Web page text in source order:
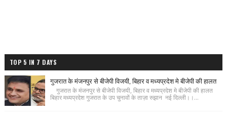
TOP 5 IN 7 DAYS
गुजरात के मंजनपुर से बीजेपी विजयी, बिहार व मध्यप्रदेश मे बीजेपी की हालत
गुजरात के मंजनपुर से बीजेपी विजयी, बिहार व मध्यप्रदेश मे बीजेपी की हालत
बिहार मध्यप्रदेश गुजरात के उप चुनावों के ताज़ा रुझान नई दिल्ली।।...